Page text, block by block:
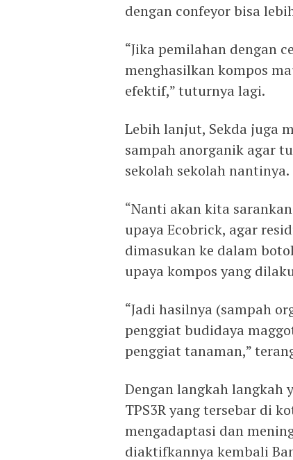
dengan confeyor bisa
“Jika pemilahan dengan
menghasilkan kompos
efektif,” tuturnya lagi.
Lebih lanjut, Sekda juga
sampah anorganik agar
sekolah sekolah nantinya.
“Nanti akan kita
upaya Ecobrick, agar
dimasukan ke dalam
upaya kompos yang
“Jadi hasilnya (sampah
penggiat budidaya
penggiat tanaman,”
Dengan langkah langkah
TPS3R yang tersebar di
mengadaptasi dan
diaktifkannya kembali